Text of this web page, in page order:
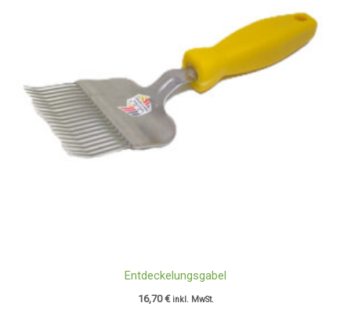
Entdeckelungsgabel
16,70€ inkl. MwSt.